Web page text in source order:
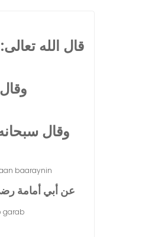
قال الله
وقال
baaraynin.
عن أبي أمامة
garab